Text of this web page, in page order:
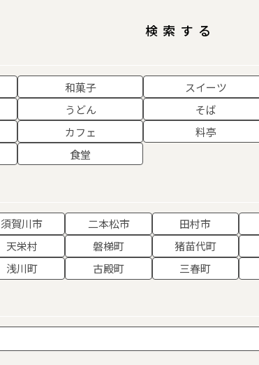
検索する
和菓子 スイーツ
うどん そば
カフェ 料亭
食堂
須賀川市 二本松市 田村市
天栄村 磐梯町 猪苗代町
浅川町 古殿町 三春町